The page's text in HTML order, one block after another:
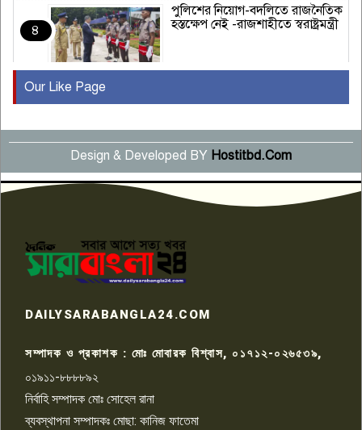
৪
পুলিশের নিয়োগ-বদলিতে রাজনৈতিক
হস্তক্ষেপ নেই -রাজশাহীতে স্বরাষ্ট্রমন্ত্রী
৫
বছর পূর্তি উদযাপন
৬
সংবাদ সম্মেলনে অভিযোগ অস্বীকার
উদ্দেশ্য প্রণোদিত সংবাদ প্রকাশের
প্রতিবাদ নাজির হাসানের
৭
কেটে ঘরে ঢুকে স্কুল শিক্ষিকাকে হত্যা
টয়লেটের ট্যাংকি থেকে লাশ উদ্ধার
রাজশাহীতে সন্ত্রাসী হামলায় গুরুতর
চাঁদাবাজি ও হয়রানির অভিযোগ
Our Like Page
Design & Developed BY Hostitbd.Com
DAILYSARABANGLA24.COM
সম্পাদক ও প্রকাশক : মোঃ মোবারক বিশ্বাস, ০১৭১২-০২৬৫৩৯,
০১৯১১-৮৮৮৮৯২
নির্বাহি সম্পাদক মোঃ সোহেল রানা
ব্যবস্থাপনা সম্পাদকঃ মোছা: কানিজ ফাতেমা